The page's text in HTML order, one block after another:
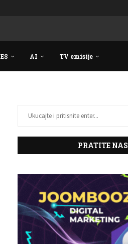
AI TV emisije
PRATITE NAS